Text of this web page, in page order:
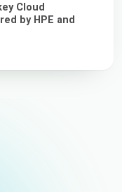
Cloud
by HPE and